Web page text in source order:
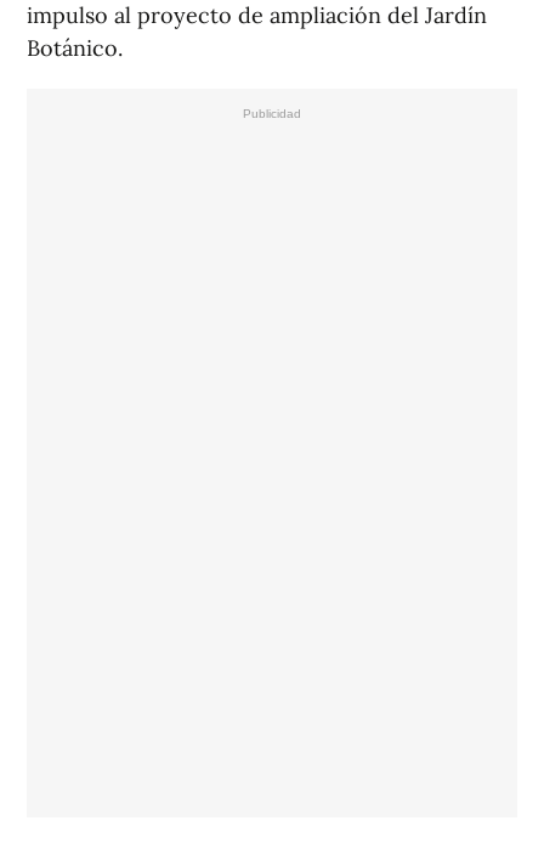
impulso al proyecto de ampliación del Jardín
Botánico.